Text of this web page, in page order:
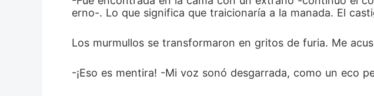
erno-. Lo que significa que traicionaría a la manada. El
Los murmullos se transformaron en gritos de furia. Me
-¡Eso es mentira! -Mi voz sonó desgarrada, como un eco